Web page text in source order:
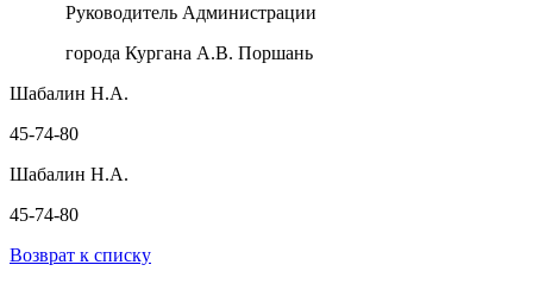
Руководитель Администрации
города Кургана А.В. Поршань
Шабалин Н.А.
45-74-80
Шабалин Н.А.
45-74-80
Возврат к списку